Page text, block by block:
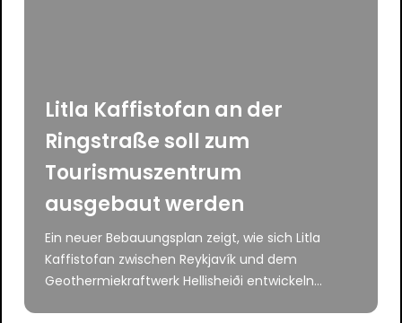
Litla Kaffistofan an der
Ringstraße soll zum
Tourismuszentrum
ausgebaut werden
Ein neuer Bebauungsplan zeigt, wie sich Litla
Kaffistofan zwischen Reykjavík und dem
Geothermiekraftwerk Hellisheiði entwickeln...